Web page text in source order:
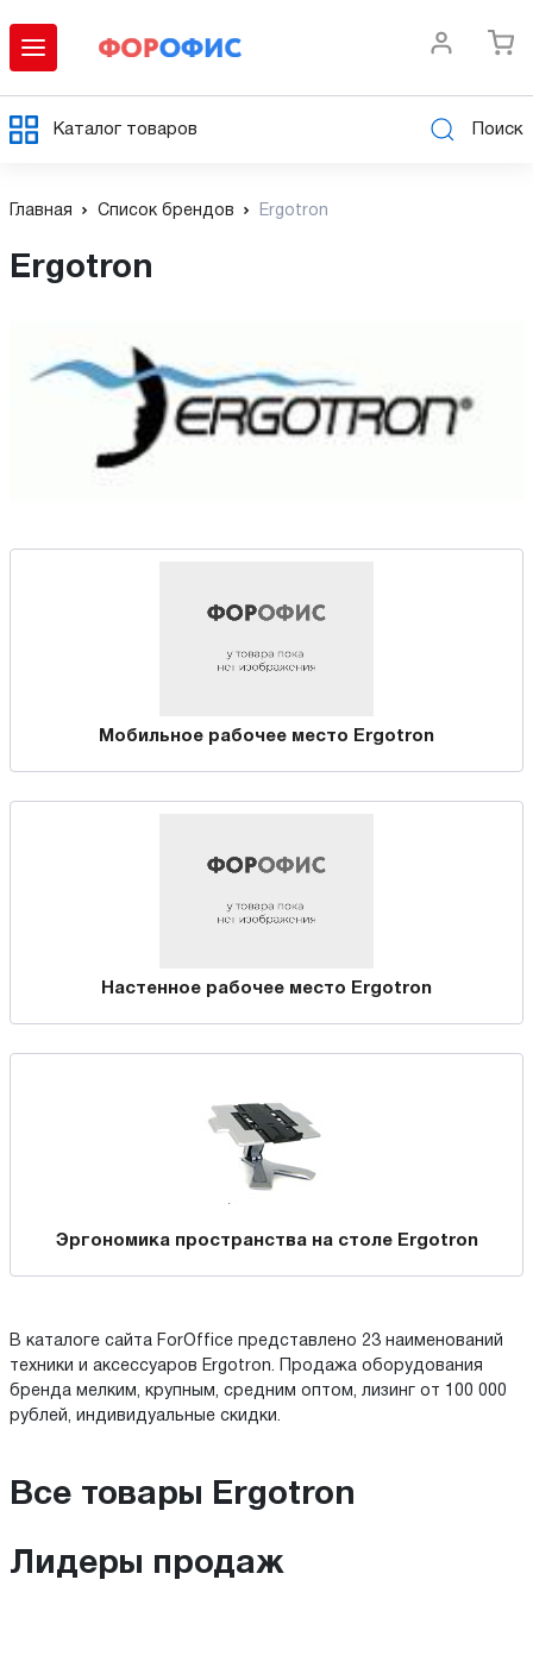
Каталог товаров Поиск
Главная Список брендов Ergotron
Ergotron
Мобильное рабочее место Ergotron
Настенное рабочее место Ergotron
Эргономика пространства на столе Ergotron
В каталоге сайта ForOffice представлено 23 наименований
техники и аксессуаров Ergotron. Продажа оборудования
бренда мелким, крупным, средним оптом, лизинг от 100 000
рублей, индивидуальные скидки.
Все товары Ergotron
Лидеры продаж